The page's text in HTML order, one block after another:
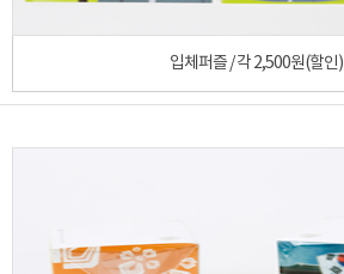
입체퍼즐 / 각 2,500원(할인)